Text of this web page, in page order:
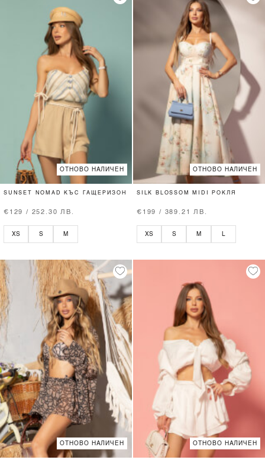
ОТНОВО НАЛИЧЕН
SUNSET NOMAD КЪС ГАЩЕРИЗОН
€129 / 252.30 ЛВ.
XS S M
ОТНОВО НАЛИЧЕН
SILK BLOSSOM MIDI РОКЛЯ
€199 / 389.21 ЛВ.
XS S M
ОТНОВО НАЛИЧЕН ОТНОВО НАЛИЧЕН